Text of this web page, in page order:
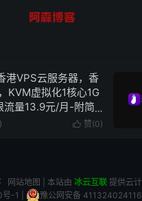
港VPS云服务器，香
KVM虚拟化1核心1G
量13.9元/月-附简
 赞(0)
网站地图 | 本站由 冰云互联提供云计
号-1
豫公网安备